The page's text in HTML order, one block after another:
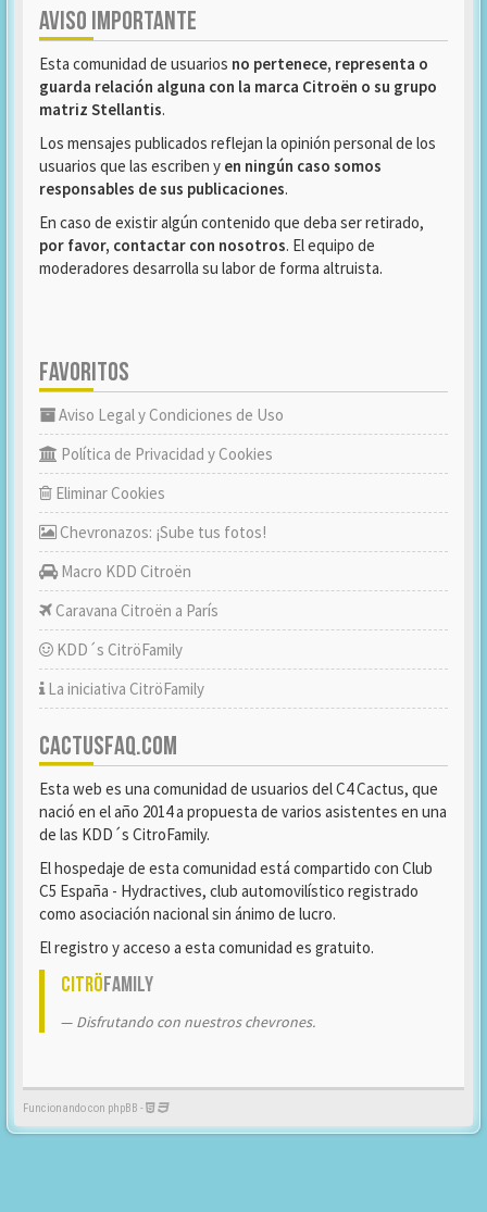
AVISO IMPORTANTE
Esta comunidad de usuarios no pertenece, representa o
guarda relación alguna con la marca Citroën o su grupo
matriz Stellantis.
Los mensajes publicados reflejan la opinión personal de los
usuarios que las escriben y en ningún caso somos
responsables de sus publicaciones.
En caso de existir algún contenido que deba ser retirado,
por favor, contactar con nosotros. El equipo de
moderadores desarrolla su labor de forma altruista.
FAVORITOS
Aviso Legal y Condiciones de Uso
Política de Privacidad y Cookies
Eliminar Cookies
Chevronazos: ¡Sube tus fotos!
Macro KDD Citroën
Caravana Citroën a París
KDD´s CitröFamily
La iniciativa CitröFamily
CACTUSFAQ.COM
Esta web es una comunidad de usuarios del C4 Cactus, que
nació en el año 2014 a propuesta de varios asistentes en una
de las KDD´s CitroFamily.
El hospedaje de esta comunidad está compartido con Club
C5 España - Hydractives, club automovilístico registrado
como asociación nacional sin ánimo de lucro.
El registro y acceso a esta comunidad es gratuito.
CitröFamily
Disfrutando con nuestros chevrones.
Funcionando con phpBB -